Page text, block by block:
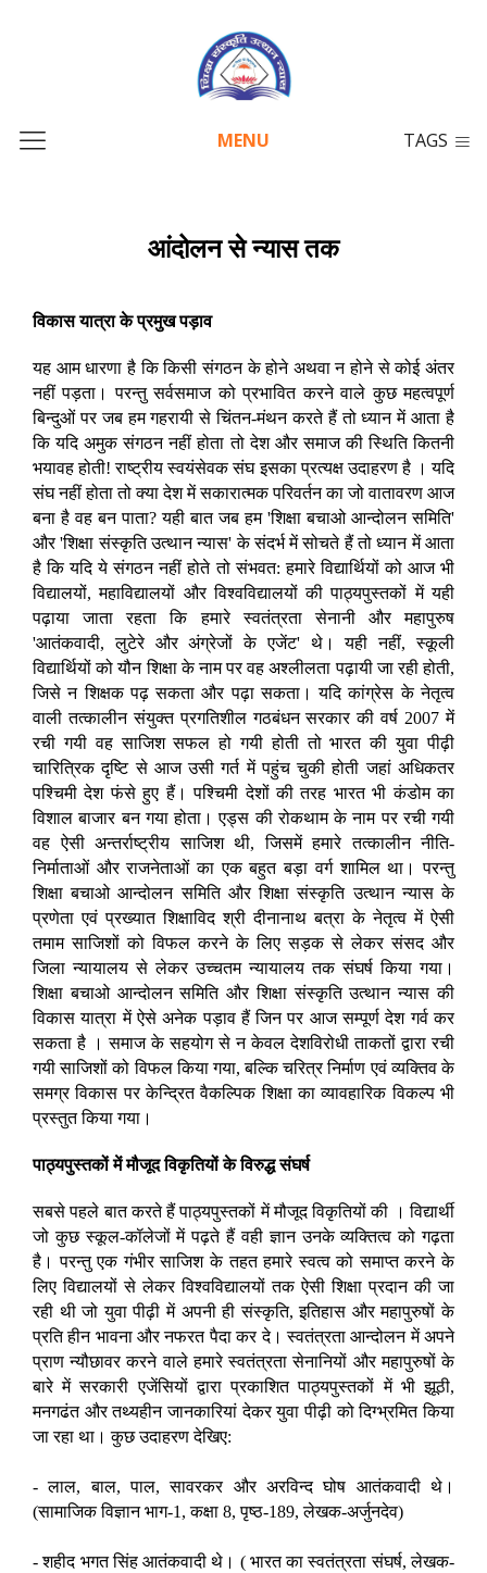
MENU TAGS
आंदोलन से न्यास तक
विकास यात्रा के प्रमुख पड़ाव
यह आम धारणा है कि किसी संगठन के होने अथवा न होने से कोई अंतर
नहीं पड़ता। परन्तु सर्वसमाज को प्रभावित करने वाले कुछ महत्वपूर्ण
बिन्दुओं पर जब हम गहरायी से चिंतन-मंथन करते हैं तो ध्यान में आता है
कि यदि अमुक संगठन नहीं होता तो देश और समाज की स्थिति कितनी
भयावह होती! राष्ट्रीय स्वयंसेवक संघ इसका प्रत्यक्ष उदाहरण है । यदि
संघ नहीं होता तो क्या देश में सकारात्मक परिवर्तन का जो वातावरण आज
बना है वह बन पाता? यही बात जब हम 'शिक्षा बचाओ आन्दोलन समिति'
और 'शिक्षा संस्कृति उत्थान न्यास' के संदर्भ में सोचते हैं तो ध्यान में आता
है कि यदि ये संगठन नहीं होते तो संभवत: हमारे विद्यार्थियों को आज भी
विद्यालयों, महाविद्यालयों और विश्वविद्यालयों की पाठ्यपुस्तकों में यही
पढ़ाया जाता रहता कि हमारे स्वतंत्रता सेनानी और महापुरुष
'आतंकवादी, लुटेरे और अंग्रेजों के एजेंट' थे। यही नहीं, स्कूली
विद्यार्थियों को यौन शिक्षा के नाम पर वह अश्लीलता पढ़ायी जा रही होती,
जिसे न शिक्षक पढ़ सकता और पढ़ा सकता। यदि कांग्रेस के नेतृत्व
वाली तत्कालीन संयुक्त प्रगतिशील गठबंधन सरकार की वर्ष 2007 में
रची गयी वह साजिश सफल हो गयी होती तो भारत की युवा पीढ़ी
चारित्रिक दृष्टि से आज उसी गर्त में पहुंच चुकी होती जहां अधिकतर
पश्चिमी देश फंसे हुए हैं। पश्चिमी देशों की तरह भारत भी कंडोम का
विशाल बाजार बन गया होता। एड्स की रोकथाम के नाम पर रची गयी
वह ऐसी अन्तर्राष्ट्रीय साजिश थी, जिसमें हमारे तत्कालीन नीति-
निर्माताओं और राजनेताओं का एक बहुत बड़ा वर्ग शामिल था। परन्तु
शिक्षा बचाओ आन्दोलन समिति और शिक्षा संस्कृति उत्थान न्यास के
प्रणेता एवं प्रख्यात शिक्षाविद श्री दीनानाथ बत्रा के नेतृत्व में ऐसी
तमाम साजिशों को विफल करने के लिए सड़क से लेकर संसद और
जिला न्यायालय से लेकर उच्चतम न्यायालय तक संघर्ष किया गया।
शिक्षा बचाओ आन्दोलन समिति और शिक्षा संस्कृति उत्थान न्यास की
विकास यात्रा में ऐसे अनेक पड़ाव हैं जिन पर आज सम्पूर्ण देश गर्व कर
सकता है । समाज के सहयोग से न केवल देशविरोधी ताकतों द्वारा रची
गयी साजिशों को विफल किया गया, बल्कि चरित्र निर्माण एवं व्यक्तिव के
समग्र विकास पर केन्द्रित वैकल्पिक शिक्षा का व्यावहारिक विकल्प भी
प्रस्तुत किया गया।
पाठ्यपुस्तकों में मौजूद विकृतियों के विरुद्ध संघर्ष
सबसे पहले बात करते हैं पाठ्यपुस्तकों में मौजूद विकृतियों की । विद्यार्थी
जो कुछ स्कूल-कॉलेजों में पढ़ते हैं वही ज्ञान उनके व्यक्तित्व को गढ़ता
है। परन्तु एक गंभीर साजिश के तहत हमारे स्वत्व को समाप्त करने के
लिए विद्यालयों से लेकर विश्वविद्यालयों तक ऐसी शिक्षा प्रदान की जा
रही थी जो युवा पीढ़ी में अपनी ही संस्कृति, इतिहास और महापुरुषों के
प्रति हीन भावना और नफरत पैदा कर दे। स्वतंत्रता आन्दोलन में अपने
प्राण न्यौछावर करने वाले हमारे स्वतंत्रता सेनानियों और महापुरुषों के
बारे में सरकारी एजेंसियों द्वारा प्रकाशित पाठ्यपुस्तकों में भी झूठी,
मनगढंत और तथ्यहीन जानकारियां देकर युवा पीढ़ी को दिग्भ्रमित किया
जा रहा था। कुछ उदाहरण देखिए:
- लाल, बाल, पाल, सावरकर और अरविन्द घोष आतंकवादी थे।
(सामाजिक विज्ञान भाग-1, कक्षा 8, पृष्ठ-189, लेखक-अर्जुनदेव)
- शहीद भगत सिंह आतंकवादी थे। ( भारत का स्वतंत्रता संघर्ष, लेखक-